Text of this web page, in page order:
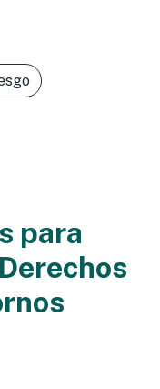
para